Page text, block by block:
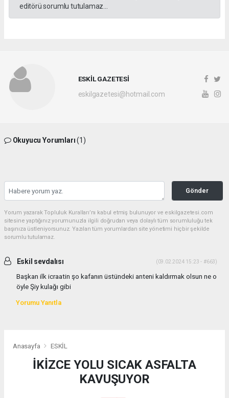
editörü sorumlu tutulamaz...
ESKİL GAZETESİ
eskilgazetesi@hotmail.com
Okuyucu Yorumları(1)
Gönder
Yorum yazarak Topluluk Kuralları’nı kabul etmiş bulunuyor ve eskilgazetesi.com
sitesine yaptığınız yorumunuzla ilgili doğrudan veya dolaylı tüm sorumluluğu tek
başınıza üstleniyorsunuz. Yazılan tüm yorumlardan site yönetimi hiçbir şekilde
sorumlu tutulamaz.
Eskil sevdalısı (09.02.2024 15:23 - #663)
Başkan ilk icraatin şo kafanın üstündeki anteni kaldırmak olsun ne o
öyle Şiy kulağı gibi
Yorumu Yanıtla
Anasayfa ESKİL
İKİZCE YOLU SICAK ASFALTA
KAVUŞUYOR